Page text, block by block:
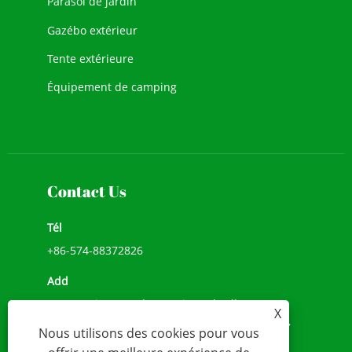
Gazébo extérieur
Tente extérieure
Équipement de camping
Contact Us
Tél
+86-574-88372826
Add
No.518, Li He Road, Songxia Umbrella Town,
Shanghai, Shaoxing City, Province du Zhejiang,
Chine
X
Nous utilisons des cookies pour vous